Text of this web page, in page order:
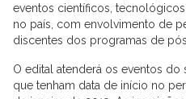
eventos científicos,
no país, com envolvimento de
discentes dos programas de
O edital atenderá os eventos do
que tenham data de início no